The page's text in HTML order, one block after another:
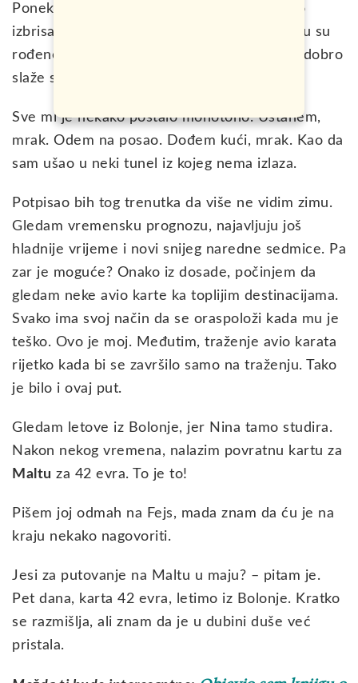
Ponekad pomislim da bi ovaj mjesec trebalo
izbrisati iz kalendara. Mada, u ovom mjesecu su
rođene vodolije, a moj horoskopski znak se dobro
slaže sa njim…tako bar kažu.
Sve mi je nekako postalo monotono. Ustanem,
mrak. Odem na posao. Dođem kući, mrak. Kao da
sam ušao u neki tunel iz kojeg nema izlaza.
Potpisao bih tog trenutka da više ne vidim zimu.
Gledam vremensku prognozu, najavljuju još
hladnije vrijeme i novi snijeg naredne sedmice. Pa
zar je moguće? Onako iz dosade, počinjem da
gledam neke avio karte ka toplijim destinacijama.
Svako ima svoj način da se oraspoloži kada mu je
teško. Ovo je moj. Međutim, traženje avio karata
rijetko kada bi se završilo samo na traženju. Tako
je bilo i ovaj put.
Gledam letove iz Bolonje, jer Nina tamo studira.
Nakon nekog vremena, nalazim povratnu kartu za
Maltu za 42 evra. To je to!
Pišem joj odmah na Fejs, mada znam da ću je na
kraju nekako nagovoriti.
Jesi za putovanje na Maltu u maju? – pitam je.
Pet dana, karta 42 evra, letimo iz Bolonje. Kratko
se razmišlja, ali znam da je u dubini duše već
pristala.